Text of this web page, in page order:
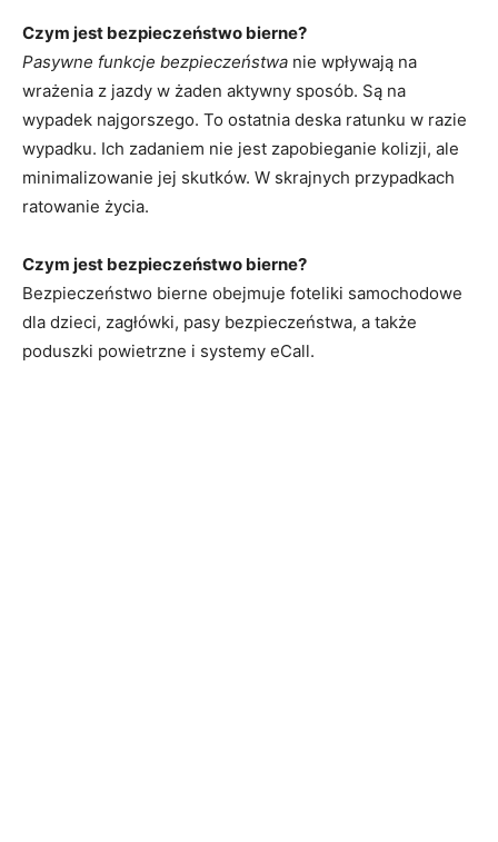
Czym jest bezpieczeństwo bierne?
Pasywne funkcje bezpieczeństwa nie wpływają na
wrażenia z jazdy w żaden aktywny sposób. Są na
wypadek najgorszego. To ostatnia deska ratunku w razie
wypadku. Ich zadaniem nie jest zapobieganie kolizji, ale
minimalizowanie jej skutków. W skrajnych przypadkach
ratowanie życia.
Czym jest bezpieczeństwo bierne?
Bezpieczeństwo bierne obejmuje foteliki samochodowe
dla dzieci, zagłówki, pasy bezpieczeństwa, a także
poduszki powietrzne i systemy eCall.